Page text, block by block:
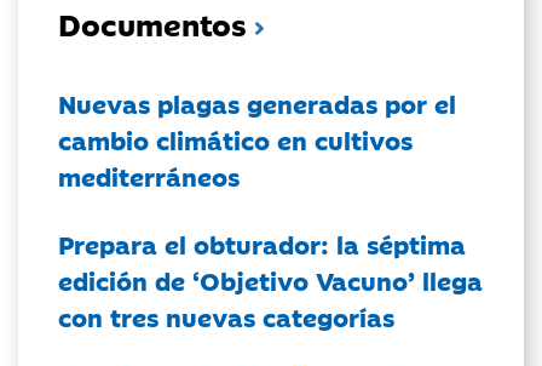
Documentos
Nuevas plagas generadas por el
cambio climático en cultivos
mediterráneos
Prepara el obturador: la séptima
edición de ‘Objetivo Vacuno’ llega
con tres nuevas categorías